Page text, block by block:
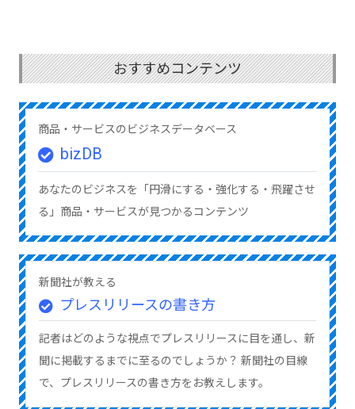
おすすめコンテンツ
商品・サービスのビジネスデータベース
bizDB
あなたのビジネスを「円滑にする・強化する・飛躍させ
る」商品・サービスが見つかるコンテンツ
新聞社が教える
プレスリリースの書き方
記者はどのような視点でプレスリリースに目を通し、新
聞に掲載するまでに至るのでしょうか？ 新聞社の目線
で、プレスリリースの書き方をお教えします。